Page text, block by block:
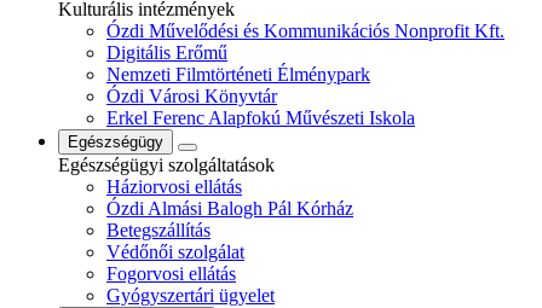
Kulturális intézmények
Ózdi Művelődési és Kommunikációs Nonprofit Kft.
Digitális Erőmű
Nemzeti Filmtörténeti Élménypark
Ózdi Városi Könyvtár
Erkel Ferenc Alapfokú Művészeti Iskola
Egészségügy
Egészségügyi szolgáltatások
Háziorvosi ellátás
Ózdi Almási Balogh Pál Kórház
Betegszállítás
Védőnői szolgálat
Fogorvosi ellátás
Gyógyszertári ügyelet